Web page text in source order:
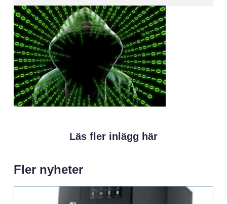
Läs fler inlägg här
Fler nyheter